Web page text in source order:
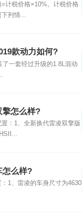
计税价格×10%。计税价格
列情...
款动力如何?
了一套经过升级的1.8L混动
擎怎么样?
：1、全新换代雷凌双擎版
怎么样?
1、雷凌的车身尺寸为4630